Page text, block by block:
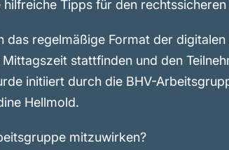
hilfreiche Tipps für den
das regelmäßige Format der
stattfinden und den
initiiert durch die BHV-
Hellmold.
mitzuwirken?